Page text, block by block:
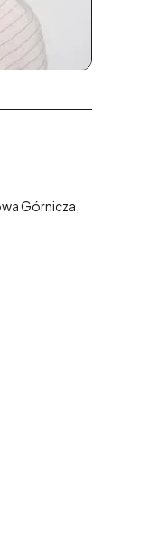
Górnicza,